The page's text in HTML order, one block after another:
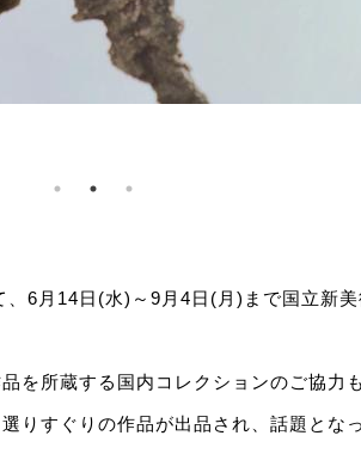
6月14日(水)～9月4日(月)まで国立新
を所蔵する国内コレクションのご協力
りすぐりの作品が出品され、話題とな